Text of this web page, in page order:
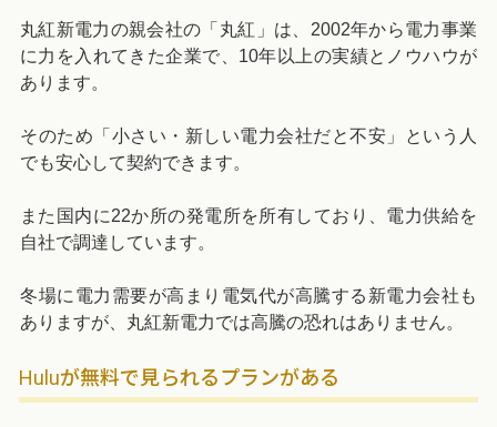
丸紅新電力の親会社の「丸紅」は、2002年から電力事業
に力を入れてきた企業で、10年以上の実績とノウハウが
あります。
そのため「小さい・新しい電力会社だと不安」という人
でも安心して契約できます。
また国内に22か所の発電所を所有しており、電力供給を
自社で調達しています。
冬場に電力需要が高まり電気代が高騰する新電力会社も
ありますが、丸紅新電力では高騰の恐れはありません。
Huluが無料で見られるプランがある